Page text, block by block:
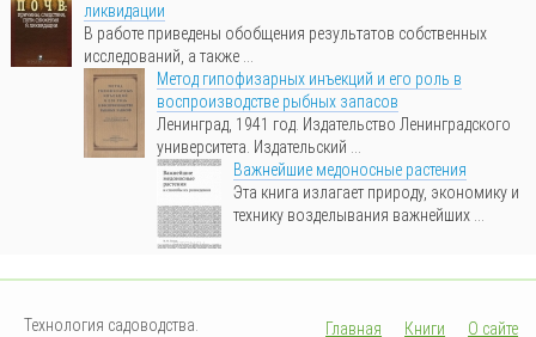
ликвидации
В работе приведены обобщения результатов собственных
исследований, а также ...
Метод гипофизарных инъекций и его роль в
воспроизводстве рыбных запасов
Ленинград, 1941 год. Издательство Ленинградского
университета. Издательский ...
Важнейшие медоносные растения
Эта книга излагает природу, экономику и
технику возделывания важнейших ...
Технология садоводства. Главная Книги О сайте